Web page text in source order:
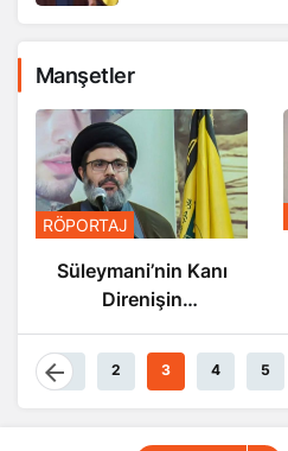
Manşetler
RÖPORTAJ
Süleymani’nin Kanı
Direnişin
Damarlarında
Akıyor
1 2 3 4 5